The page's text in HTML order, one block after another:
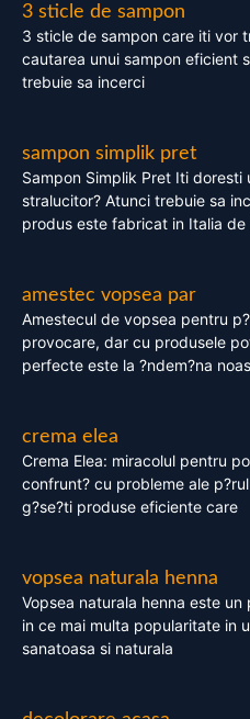
3 sticle de sampon
3 sticle de sampon care iti vor
cautarea unui sampon eficient
trebuie sa incerci
sampon simplik pret
Sampon Simplik Pret Iti doresti
stralucitor? Atunci trebuie sa
produs este fabricat in Italia de
amestec vopsea par
Amestecul de vopsea pentru
provocare, dar cu produsele
perfecte este la ?ndem?na
crema elea
Crema Elea: miracolul pentru
confrunt? cu probleme ale
g?se?ti produse eficiente care
vopsea naturala henna
Vopsea naturala henna este
in ce mai multa popularitate in
sanatoasa si naturala